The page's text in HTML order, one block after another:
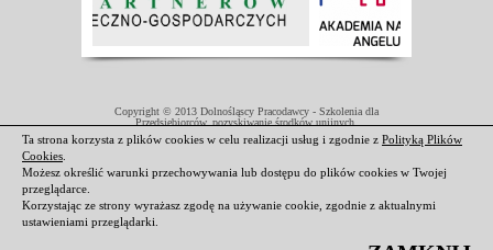
Copyright © 2013 Dolnośląscy Pracodawcy - Szkolenia dla
Przedsiębiorców, pozyskiwanie środków unijnych.
Projekt współfinansowany przez Unię Europejską w ramach Europejskiego
Funduszu Społecznego.
Ta strona korzysta z plików cookies w celu realizacji usług i zgodnie z Polityką Plików
Cookies
Możesz określić warunki przechowywania lub dostępu do plików cookies w Twojej
przeglądarce.
Korzystając ze strony wyrażasz zgodę na używanie cookie, zgodnie z aktualnymi
ustawieniami przeglądarki.